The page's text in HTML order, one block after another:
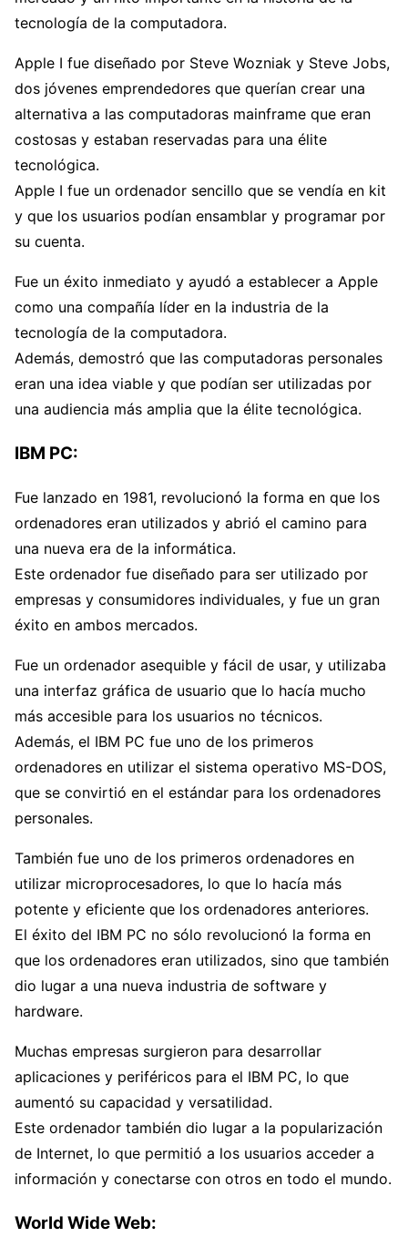
tecnología de la computadora.
Apple I fue diseñado por Steve Wozniak y Steve Jobs,
dos jóvenes emprendedores que querían crear una
alternativa a las computadoras mainframe que eran
costosas y estaban reservadas para una élite
tecnológica.
Apple I fue un ordenador sencillo que se vendía en kit
y que los usuarios podían ensamblar y programar por
su cuenta.
Fue un éxito inmediato y ayudó a establecer a Apple
como una compañía líder en la industria de la
tecnología de la computadora.
Además, demostró que las computadoras personales
eran una idea viable y que podían ser utilizadas por
una audiencia más amplia que la élite tecnológica.
IBM PC:
Fue lanzado en 1981, revolucionó la forma en que los
ordenadores eran utilizados y abrió el camino para
una nueva era de la informática.
Este ordenador fue diseñado para ser utilizado por
empresas y consumidores individuales, y fue un gran
éxito en ambos mercados.
Fue un ordenador asequible y fácil de usar, y utilizaba
una interfaz gráfica de usuario que lo hacía mucho
más accesible para los usuarios no técnicos.
Además, el IBM PC fue uno de los primeros
ordenadores en utilizar el sistema operativo MS-DOS,
que se convirtió en el estándar para los ordenadores
personales.
También fue uno de los primeros ordenadores en
utilizar microprocesadores, lo que lo hacía más
potente y eficiente que los ordenadores anteriores.
El éxito del IBM PC no sólo revolucionó la forma en
que los ordenadores eran utilizados, sino que también
dio lugar a una nueva industria de software y
hardware.
Muchas empresas surgieron para desarrollar
aplicaciones y periféricos para el IBM PC, lo que
aumentó su capacidad y versatilidad.
Este ordenador también dio lugar a la popularización
de Internet, lo que permitió a los usuarios acceder a
información y conectarse con otros en todo el mundo.
World Wide Web: